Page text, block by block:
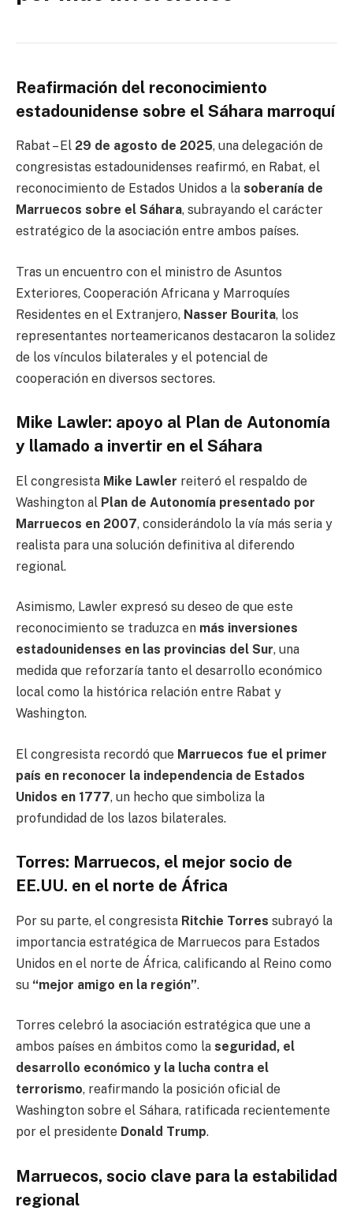
Reafirmación del reconocimiento
estadounidense sobre el Sáhara marroquí
Rabat – El 29 de agosto de 2025, una delegación de
congresistas estadounidenses reafirmó, en Rabat, el
reconocimiento de Estados Unidos a la soberanía de
Marruecos sobre el Sáhara, subrayando el carácter
estratégico de la asociación entre ambos países.
Tras un encuentro con el ministro de Asuntos
Exteriores, Cooperación Africana y Marroquíes
Residentes en el Extranjero, Nasser Bourita, los
representantes norteamericanos destacaron la solidez
de los vínculos bilaterales y el potencial de
cooperación en diversos sectores.
Mike Lawler: apoyo al Plan de Autonomía
y llamado a invertir en el Sáhara
El congresista Mike Lawler reiteró el respaldo de
Washington al Plan de Autonomía presentado por
Marruecos en 2007, considerándolo la vía más seria y
realista para una solución definitiva al diferendo
regional.
Asimismo, Lawler expresó su deseo de que este
reconocimiento se traduzca en más inversiones
estadounidenses en las provincias del Sur, una
medida que reforzaría tanto el desarrollo económico
local como la histórica relación entre Rabat y
Washington.
El congresista recordó que Marruecos fue el primer
país en reconocer la independencia de Estados
Unidos en 1777, un hecho que simboliza la
profundidad de los lazos bilaterales.
Torres: Marruecos, el mejor socio de
EE.UU. en el norte de África
Por su parte, el congresista Ritchie Torres subrayó la
importancia estratégica de Marruecos para Estados
Unidos en el norte de África, calificando al Reino como
su “mejor amigo en la región”.
Torres celebró la asociación estratégica que une a
ambos países en ámbitos como la seguridad, el
desarrollo económico y la lucha contra el
terrorismo, reafirmando la posición oficial de
Washington sobre el Sáhara, ratificada recientemente
por el presidente Donald Trump.
Marruecos, socio clave para la estabilidad
regional